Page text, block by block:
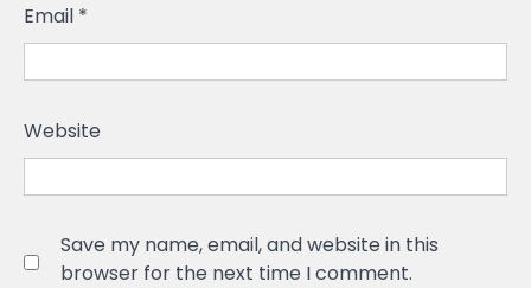
Email *
Website
Save my name, email, and website in this
browser for the next time I comment.